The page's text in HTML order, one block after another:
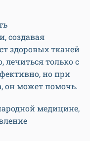
создавая
здоровых тканей
лечиться только с
но при
он может помочь.
медицине,